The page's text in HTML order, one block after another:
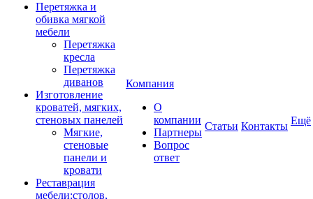
Перетяжка и
обивка мягкой
мебели
Перетяжка
кресла
Перетяжка
диванов
Изготовление
кроватей, мягких,
стеновых панелей
Мягкие,
стеновые
панели и
кровати
Реставрация
мебели:столов,
Компания
О
компании
Партнеры
Вопрос
ответ
Cтатьи Контакты Ещё